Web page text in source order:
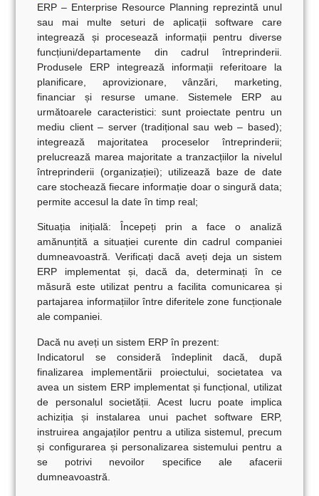
ERP – Enterprise Resource Planning reprezintă unul
sau mai multe seturi de aplicații software care
integrează și procesează informații pentru diverse
funcțiuni/departamente din cadrul întreprinderii.
Produsele ERP integrează informații referitoare la
planificare, aprovizionare, vânzări, marketing,
financiar și resurse umane. Sistemele ERP au
următoarele caracteristici: sunt proiectate pentru un
mediu client – server (tradițional sau web – based);
integrează majoritatea proceselor întreprinderii;
prelucrează marea majoritate a tranzacțiilor la nivelul
întreprinderii (organizației); utilizează baze de date
care stochează fiecare informație doar o singură data;
permite accesul la date în timp real;
Situația inițială: Începeți prin a face o analiză
amănunțită a situației curente din cadrul companiei
dumneavoastră. Verificați dacă aveți deja un sistem
ERP implementat și, dacă da, determinați în ce
măsură este utilizat pentru a facilita comunicarea și
partajarea informațiilor între diferitele zone funcționale
ale companiei.
Dacă nu aveți un sistem ERP în prezent:
Indicatorul se consideră îndeplinit dacă, după
finalizarea implementării proiectului, societatea va
avea un sistem ERP implementat și funcțional, utilizat
de personalul societății. Acest lucru poate implica
achiziția și instalarea unui pachet software ERP,
instruirea angajaților pentru a utiliza sistemul, precum
și configurarea și personalizarea sistemului pentru a
se potrivi nevoilor specifice ale afacerii
dumneavoastră.